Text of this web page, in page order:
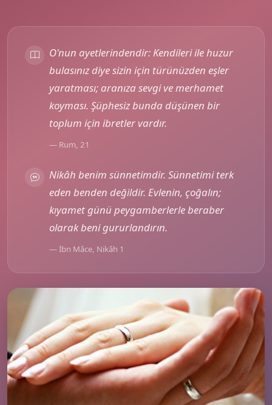
O'nun ayetlerindendir: Kendileri ile huzur
bulasınız diye sizin için türünüzden eşler
yaratması; aranıza sevgi ve merhamet
koyması. Şüphesiz bunda düşünen bir
toplum için ibretler vardır.
— Rum, 21
Nikâh benim sünnetimdir. Sünnetimi terk
eden benden değildir. Evlenin, çoğalın;
kıyamet günü peygamberlerle beraber
olarak beni gururlandırın.
— İbn Mâce, Nikâh 1